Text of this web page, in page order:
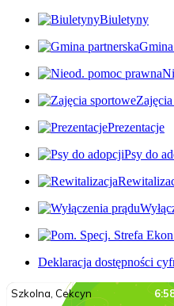
Biuletyny
Prezentacje
Psy do
Deklaracja dostępności